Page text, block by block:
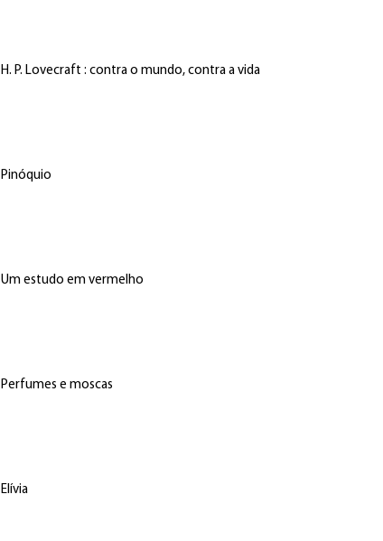
H. P. Lovecraft : contra o mundo, contra a vida
Pinóquio
Um estudo em vermelho
Perfumes e moscas
Elívia